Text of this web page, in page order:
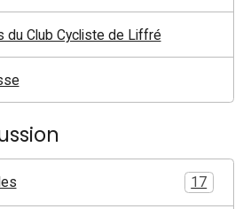
du Club Cycliste de Liffré
17